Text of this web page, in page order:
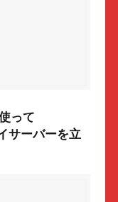
って
サーバーを立